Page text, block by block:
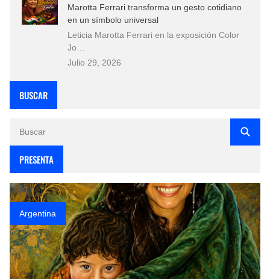
Marotta Ferrari transforma un gesto cotidiano
en un símbolo universal
Leticia Marotta Ferrari en la exposición Color
Jo…
Julio 29, 2026
BUSCAR
PRESENTA
Argentina